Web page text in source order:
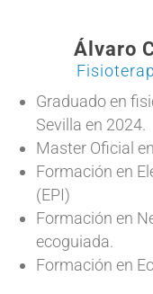
Álvaro
Graduado en
Sevilla en 2024.
Master Oficial
Formación en
(EPI)
Formación en
ecoguiada.
Formación en